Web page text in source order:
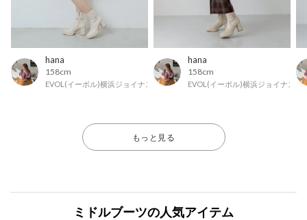
hana
158cm
EVOL(イーボル)横浜ジョイナス店
hana
158cm
EVOL(イーボル)横浜ジョイナス店
もっと見る
ミドルブーツの人気アイテム